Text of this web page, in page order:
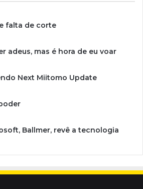
falta de corte
adeus, mas é hora de eu voar
Next Miitomo Update
Ballmer, revê a tecnologia